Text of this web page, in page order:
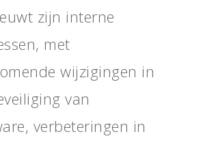
zijn interne
met
wijzigingen in
van
verbeteringen in